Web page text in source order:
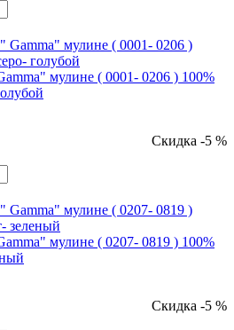
мулине ( 0001- 0206 ) 100%
Скидка -5 %
мулине ( 0207- 0819 ) 100%
Скидка -5 %